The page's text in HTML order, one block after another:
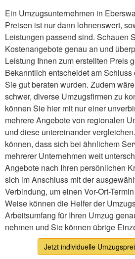
Ein Umzugsunternehmen in
Preisen ist nur dann lohnenswert,
Leistungen passend sind. Schauen
Kostenangebote genau an und
Leistung Ihnen zum erstellten Preis
Bekanntlich entscheidet am
Sie gut beraten wurden. Zudem
schwer, diverse Umzugsfirmen zu
können Sie hier mit nur einer
mehrere Angebote von regionalen
und diese untereinander
können, dass sich bei ähnlichem
mehrerer Unternehmen weit
Angebote nach Ihren persönlichen
sich im Anschluss mit der
Verbindung, um einen Vor-Ort-
Weise können die Helfer der
Arbeitsumfang für Ihren Umzug
nehmen und Sie können übrige
Jetzt individuelle